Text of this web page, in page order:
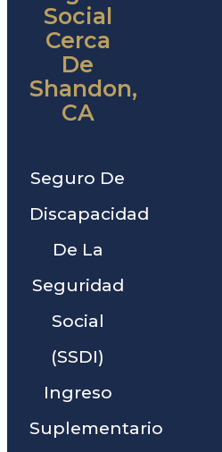
Social
Cerca
De
Shandon,
CA
Seguro De
Discapacidad
De La
Seguridad
Social
(SSDI)
Ingreso
Suplementario